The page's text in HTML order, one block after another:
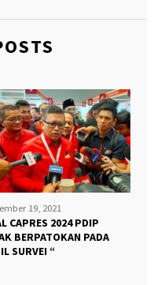
19, 2021
CAPRES 2024 PDIP
BERPATOKAN PADA
SURVEI “